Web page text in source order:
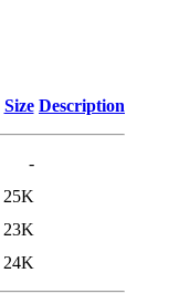
Size Description
-
25K
23K
24K